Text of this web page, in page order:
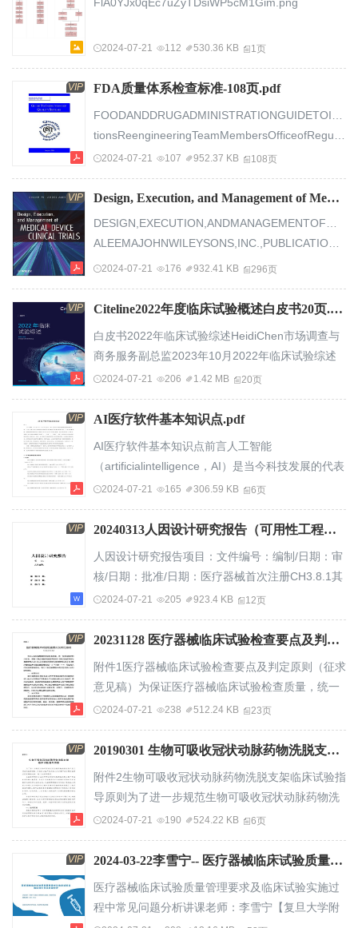
时或作废印章并与现行文件原件分开存放，以便专
2024-07-21 112 530.36 KB 1页
VIP FDA质量体系检查标准-108页.pdf
2024-07-21 107 952.37 KB 108页
VIP Design, Execution, and Management of Medical Device Clinical Trials.pdf
2024-07-21 176 932.41 KB 296页
VIP Citeline2022年度临床试验概述白皮书20页.pdf
白皮书2022年临床试验综述HeidiChen市场调查与
商务服务副总监2023年10月2022年临床试验综述
简介去年我们探讨了疫情过后临床试验增长的韧性
的综情况，2021年试验总数增长了6%（剔除
19试验，试验之外的增长率为22%)。1一年之后，
随着医疗启动试验数量仍下降6%。保健行业持续受
到全球经济与政治气候的影响，临床试验领域又出
2024-07-21 206 1.42 MB 20页
VIP AI医疗软件基本知识点.pdf
AI医疗软件基本知识点前言人工智能
（artificialintelligence，AI）是当今科技发展的代表
性前沿方向，以AI为核心技术的智能医学被看作是
消费升级后对人类的生活方式正在产生重大影响。
病”、“诊病”、“治病”，属于专业知识与从业者经验
密切结合的行业。因此，Al在医疗行业的应用与其
它领域不同，目前是以辅助为主，还不能对专业
2024-07-21 165 306.59 KB 6页
VIP 20240313人因设计研究报告（可用性工程） 模版(1).docx
人因设计研究报告项目：文件编号：编制/日期：审
核/日期：批准/日期：医疗器械首次注册CH3.8.1其
他资料-人因设计研究报告目录1.基本信
使用风险级
核心要素..........
2024-07-21 205 923.4 KB 12页
VIP 20231128 医疗器械临床试验检查要点及判定原则（征求意见稿）.pdf
附件1医疗器械临床试验检查要点及判定原则（征求
意见稿）为保证医疗器械临床试验检查质量，统一
检查范围和判定标准，根据《医疗器械监督管理条
试剂注册与备案管理办法》和《医疗器械临床试验
关指导原则，制定《医疗器械临床试验检查要点及
判定原则》。一、检查目的医疗器械临床试验检查
目的主要是通过对注册申报资料与临床试验原始
2024-07-21 238 512.24 KB 23页
VIP 20190301 生物可吸收冠状动脉药物洗脱支架临床试验指导原则（2019年第8号）.pdf
附件2生物可吸收冠状动脉药物洗脱支架临床试验指
导原则为了进一步规范生物可吸收冠状动脉药物洗
脱支架产品上市前的临床试验，并指导该类产品申
本指导原则。本指导原则系对生物可吸收冠状动脉
依据具体产品的特性对临床试验方案的内容进行充
实和细化。本指导原则虽然为该类产品的临床试验
2024-07-21 190 524.22 KB 6页
VIP 2024-03-22李雪宁-- 医疗器械临床试验质量管理要求及临床试验实施过程中常见问题分析.(照片格式）-53页.pdf
医疗器械临床试验质量管理要求及临床试验实施过
程中常见问题分析讲课老师：李雪宁【复旦大学附